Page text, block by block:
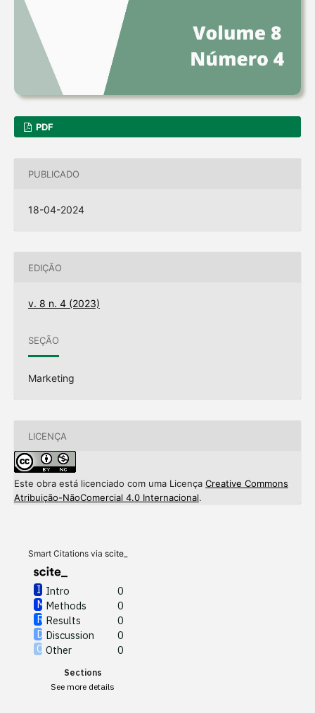
PDF
PUBLICADO
18-04-2024
EDIÇÃO
v. 8 n. 4 (2023)
SEÇÃO
Marketing
LICENÇA
Este obra está licenciado com uma Licença Creative Commons
Atribuição-NãoComercial 4.0 Internacional.
Smart Citations via scite_
Intro
0
Methods
0
Results
0
Discussion
0
Other
0
Sections
See more details
Intro